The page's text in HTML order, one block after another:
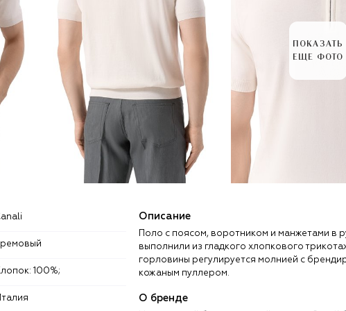
ПОКАЗАТЬ
ЕЩЕ ФОТО
Canali
Кремовый
Хлопок: 100%;
Италия
Описание
Поло с поясом, воротником и манжетами в
выполнили из гладкого хлопкового
горловины регулируется молнией с
кожаным пуллером.
О бренде